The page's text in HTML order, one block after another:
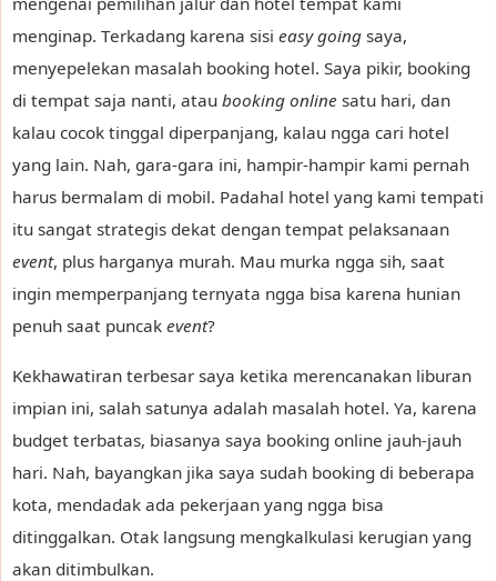
menginap. Terkadang karena sisi easy going saya,
menyepelekan masalah booking hotel. Saya pikir, booking
di tempat saja nanti, atau booking online satu hari, dan
kalau cocok tinggal diperpanjang, kalau ngga cari hotel
yang lain. Nah, gara-gara ini, hampir-hampir kami pernah
harus bermalam di mobil. Padahal hotel yang kami tempati
itu sangat strategis dekat dengan tempat pelaksanaan
event, plus harganya murah. Mau murka ngga sih, saat
ingin memperpanjang ternyata ngga bisa karena hunian
penuh saat puncak event?
Kekhawatiran terbesar saya ketika merencanakan liburan
impian ini, salah satunya adalah masalah hotel. Ya, karena
budget terbatas, biasanya saya booking online jauh-jauh
hari. Nah, bayangkan jika saya sudah booking di beberapa
kota, mendadak ada pekerjaan yang ngga bisa
ditinggalkan. Otak langsung mengkalkulasi kerugian yang
akan ditimbulkan.